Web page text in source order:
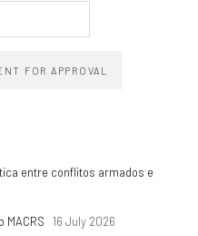
FOR APPROVAL
entre conflitos armados e
MACRS
16 July 2026